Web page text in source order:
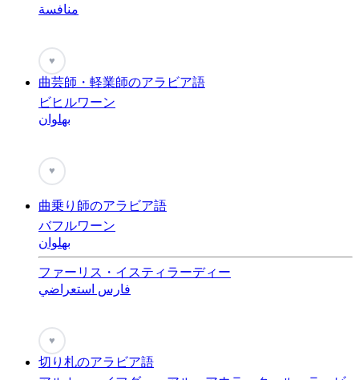
منافسة
♥
曲芸師・軽業師のアラビア語
ビヒルワーン
بهلوان
♥
曲乗り師のアラビア語
バフルワーン
بهلوان
ファーリス・イスティラーディー
فارس استعراضي
♥
切り札のアラビア語